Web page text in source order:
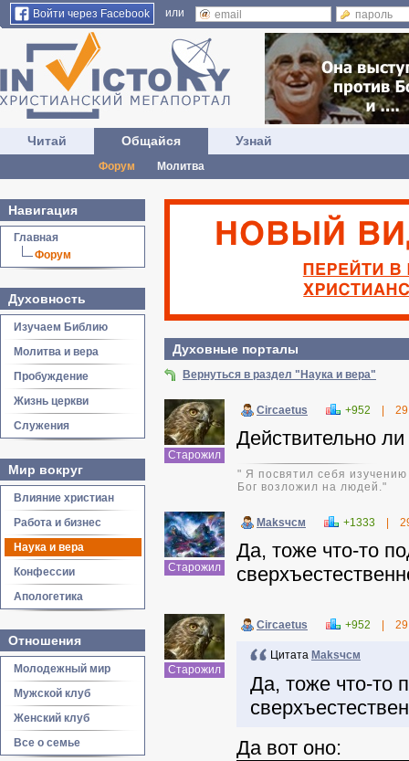
Войти через Facebook или
Читай Общайся
Форум Молитва
Узнай
Навигация
Главная
Форум
Духовность
Изучаем Библию
Молитва и вера
Пробуждение
Жизнь церкви
Служения
Мир вокруг
Влияние христиан
Работа и бизнес
Наука и вера
Конфессии
Апологетика
Отношения
Молодежный мир
Мужской клуб
Женский клуб
Все о семье
Духовные порталы
Вернуться в раздел "Наука и вера"
Старожил
Circaetus +952
Действительно
" Я посвятил себя
Бог возложил на людей."
Старожил
Maksчсм +1333
Да, тоже что-то
Старожил
Circaetus +952
Цитата Maksчсм
Да, тоже что-то
Да вот оно: